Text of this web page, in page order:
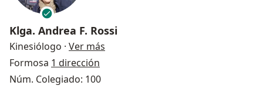
Klga. Andrea F. Rossi
Kinesiólogo · Ver más
Formosa 1 dirección
Núm. Colegiado: 100